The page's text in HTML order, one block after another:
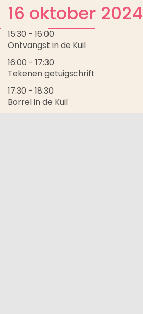
16 oktober 2024
15:30 - 16:00
Ontvangst in de Kuil
16:00 - 17:30
Tekenen getuigschrift
17:30 - 18:30
Borrel in de Kuil